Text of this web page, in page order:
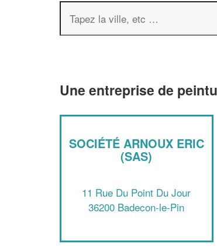
Une entreprise de
SOCIÉTÉ ARNOUX ERIC
(SAS)
11 Rue Du Point Du Jour
36200 Badecon-le-Pin